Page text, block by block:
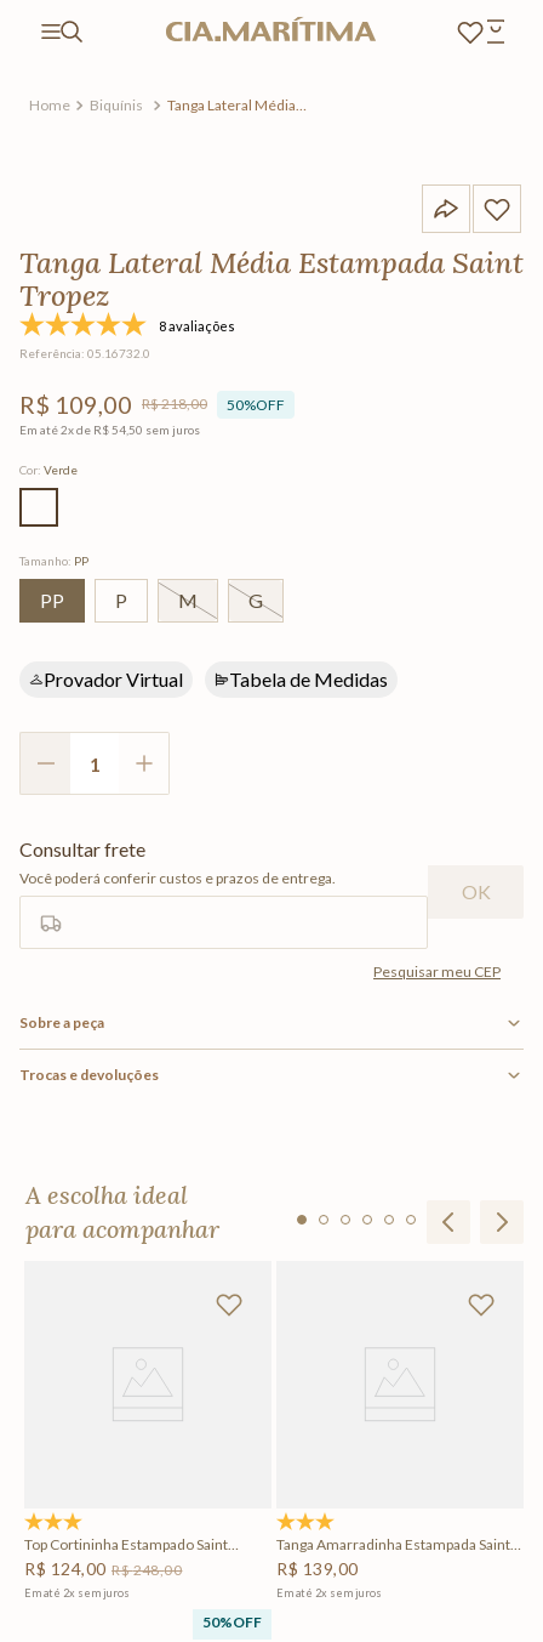
Biquínis
Tanga Lateral Média
Tanga Lateral Média Estampada Saint
Tropez
8 avaliações
Referência: 05.16732.0
R$ 109,00 R$218,00 50%OFF
Em até2x de R$ 54 50 sem juros
Cor: Verde
Tamanho: PP
PP P M G
Provador Virtual Tabela de Medidas
Sobre a peça
Trocas e devoluções
A escolha ideal
para acompanhar
Top Cortininha Estampado Saint
Tropez
R$ 124,00 R$248,00
Em até 2x sem juros
50%OFF
Tanga Amarradinha Estampada Saint
Tropez
R$ 139,00
Em até 2x sem juros